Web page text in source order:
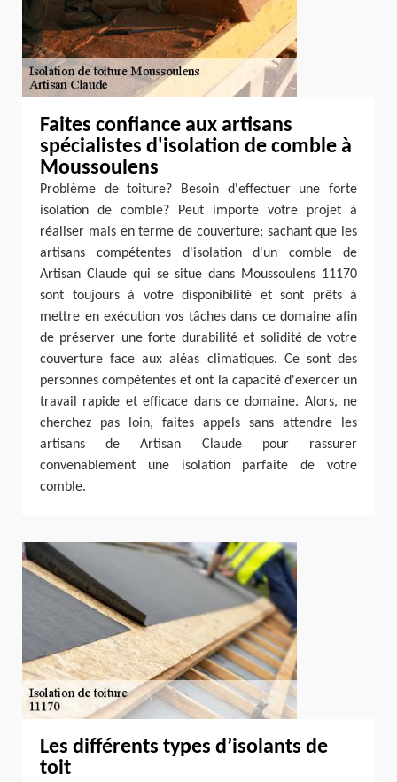
Faites confiance aux artisans
spécialistes d'isolation de comble à
Moussoulens
Problème de toiture? Besoin d'effectuer une forte
isolation de comble? Peut importe votre projet à
réaliser mais en terme de couverture; sachant que les
artisans compétentes d'isolation d'un comble de
Artisan Claude qui se situe dans Moussoulens 11170
sont toujours à votre disponibilité et sont prêts à
mettre en exécution vos tâches dans ce domaine afin
de préserver une forte durabilité et solidité de votre
couverture face aux aléas climatiques. Ce sont des
personnes compétentes et ont la capacité d'exercer un
travail rapide et efficace dans ce domaine. Alors, ne
cherchez pas loin, faites appels sans attendre les
artisans de Artisan Claude pour rassurer
convenablement une isolation parfaite de votre
comble.
Les différents types d’isolants de
toit